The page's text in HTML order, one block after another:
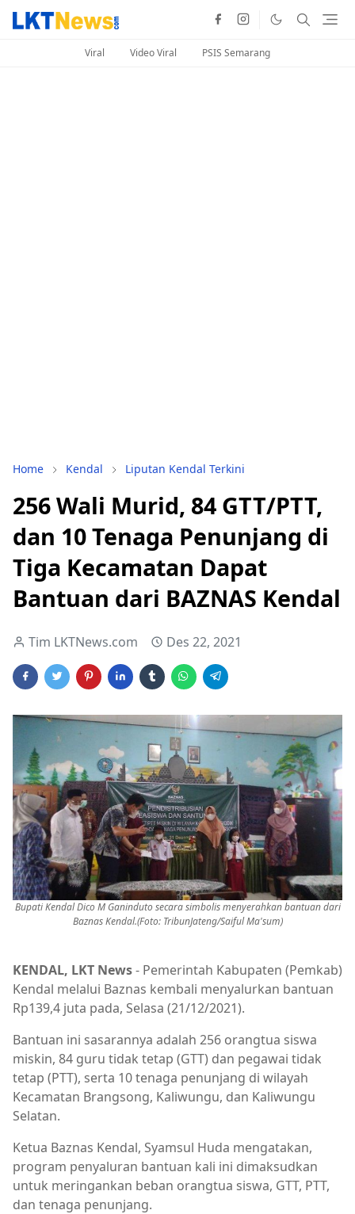
Viral Video Viral PSIS Semarang
Home Kendal Liputan Kendal Terkini
256 Wali Murid, 84 GTT/PTT,
dan 10 Tenaga Penunjang di
Tiga Kecamatan Dapat
Bantuan dari BAZNAS Kendal
Tim LKTNews.com Des 22, 2021
Bupati Kendal Dico M Ganinduto secara simbolis menyerahkan bantuan dari
Baznas Kendal.(Foto: TribunJateng/Saiful Ma'sum)
KENDAL, LKT News- Pemerintah Kabupaten (Pemkab)
Kendal melalui Baznas kembali menyalurkan bantuan
Rp139,4 juta pada, Selasa (21/12/2021).
Bantuan ini sasarannya adalah 256 orangtua siswa
miskin, 84 guru tidak tetap (GTT) dan pegawai tidak
tetap (PTT), serta 10 tenaga penunjang di wilayah
Kecamatan Brangsong, Kaliwungu, dan Kaliwungu
Selatan.
Ketua Baznas Kendal, Syamsul Huda mengatakan,
program penyaluran bantuan kali ini dimaksudkan
untuk meringankan beban orangtua siswa, GTT, PTT,
dan tenaga penunjang.